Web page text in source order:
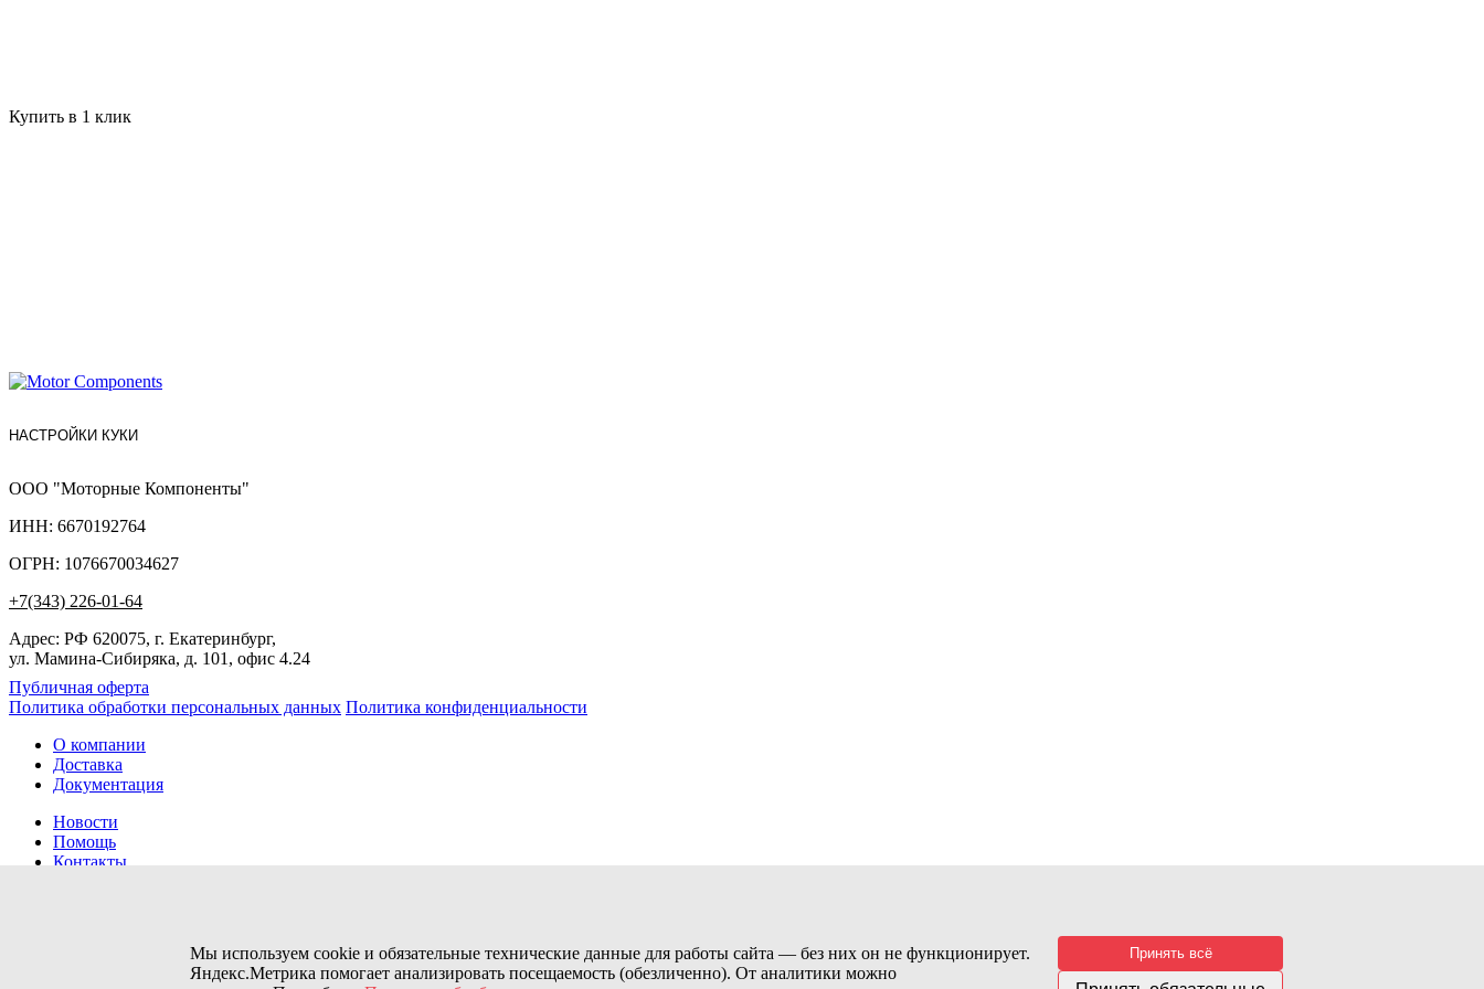
Купить в 1 клик
НАСТРОЙКИ КУКИ
ООО "Моторные Компоненты"
ИНН: 6670192764
ОГРН: 1076670034627
+7(343) 226-01-64
Адрес: РФ 620075, г. Екатеринбург,
ул. Мамина-Сибиряка, д. 101, офис 4.24
Публичная оферта
Политика обработки персональных данных Политика конфиденциальности
О компании
Доставка
Документация
Новости
Помощь
Контакты
Мы используем cookie и обязательные технические данные для работы сайта — без них он не функционирует.
Яндекс.Метрика помогает анализировать посещаемость (обезличенно). От аналитики можно
Принять всё